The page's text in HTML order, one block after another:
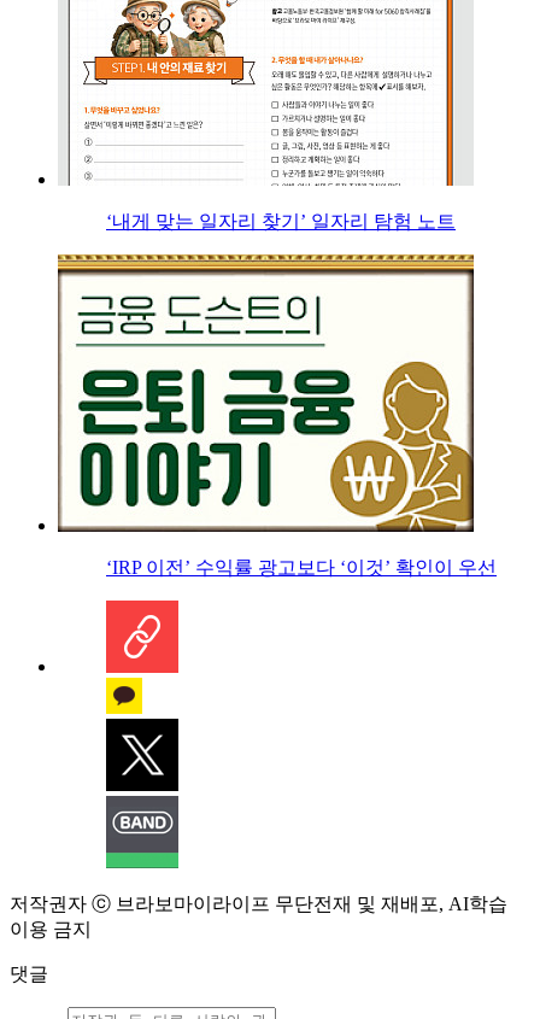
‘내게 맞는 일자리 찾기’ 일자리 탐험 노트
‘IRP 이전’ 수익률 광고보다 ‘이것’ 확인이 우선
저작권자 ⓒ 브라보마이라이프 무단전재 및 재배포, AI학습
이용 금지
댓글